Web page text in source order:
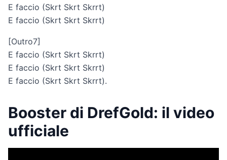
E faccio (Skrt Skrt Skrrt)
E faccio (Skrt Skrt Skrrt)
[Outro7]
E faccio (Skrt Skrt Skrrt)
E faccio (Skrt Skrt Skrrt)
E faccio (Skrt Skrt Skrrt).
Booster di DrefGold: il video
ufficiale